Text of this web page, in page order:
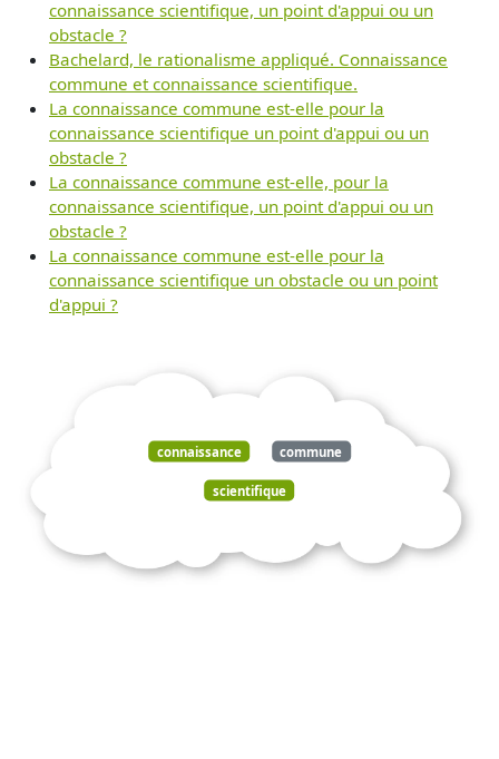
connaissance scientifique, un point d'appui ou un
obstacle ?
Bachelard, le rationalisme appliqué. Connaissance
commune et connaissance scientifique.
La connaissance commune est-elle pour la
connaissance scientifique un point d'appui ou un
obstacle ?
La connaissance commune est-elle, pour la
connaissance scientifique, un point d'appui ou un
obstacle ?
La connaissance commune est-elle pour la
connaissance scientifique un obstacle ou un point
d'appui ?
connaissance commune
scientifique